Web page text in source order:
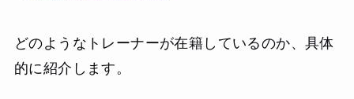
どのようなトレーナーが在籍しているのか、具体
的に紹介します。